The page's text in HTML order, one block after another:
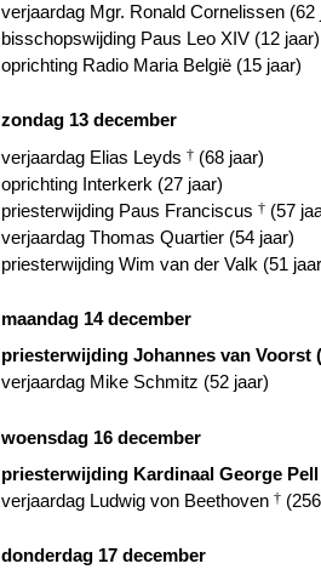
verjaardag Mgr. Ronald Cornelissen (62
bisschopswijding Paus Leo XIV (12 jaar)
oprichting Radio Maria België (15 jaar)
zondag 13 december
verjaardag Elias Leyds † (68 jaar)
oprichting Interkerk (27 jaar)
priesterwijding Paus Franciscus † (57
verjaardag Thomas Quartier (54 jaar)
priesterwijding Wim van der Valk (51
maandag 14 december
priesterwijding Johannes van Voorst
verjaardag Mike Schmitz (52 jaar)
woensdag 16 december
priesterwijding Kardinaal George
verjaardag Ludwig von Beethoven †
donderdag 17 december